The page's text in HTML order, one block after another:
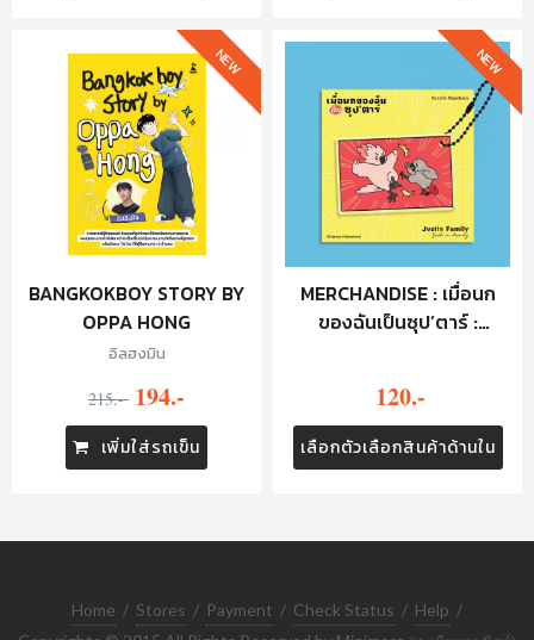
BANGKOKBOY STORY BY
OPPA HONG
อิลฮงมิน
215.- 194.-
เพิ่มใส่รถเข็น
NEW
MERCHANDISE : เมื่อนก
ของฉันเป็นซุป’ตาร์ :
120.-
เลือกตัวเลือกสินค้าด้านใน
NEW
Home / Stores / Payment / Check Status / Help /